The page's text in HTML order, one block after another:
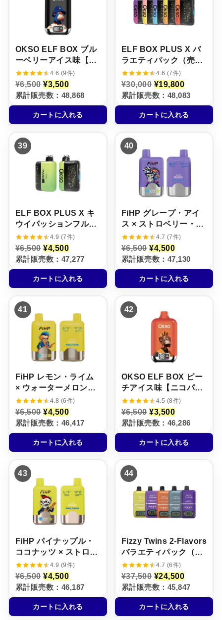
た
。
。
で
し
た
0
で
す
OKSO ELF BOX ブル
ーベリーアイス味【ニ
コパフ】5%4.6 (9件)
¥6,500 元
の
価
格
は
¥
0
0
で
し
。
¥3,500現
在
の
価
格
は
5
0
0
で
す
。
累計販売数：48,868
カートに入れる
ELF BOX PLUS X バ
ラエティパック（売れ
筋TOP5 / 5本セット）
4.6 (7件)
¥30,000 元
の
価
格
は
¥
0
0
0
で
し
た
¥19,800現
在
の
価
格
は
,
8
0
で
す
累計販売数：48,083
カートに入れる
39
ELF BOX PLUS X キ
ウイパッションフルー
ツ味【ニコパフ】5%
4.9 (7件)
¥6,500 元
の
価
格
は
¥
0
0
で
し
た
。
¥4,500現
在
の
価
格
は
5
0
で
す
。
累計販売数：47,277
カートに入れる
40
FiHP グレープ・アイ
ス × ストロベリー・キ
ウイ【ニコパフ】5%
4.7 (7件)
¥6,500 元
の
価
格
は
¥
0
0
た
。
¥4,500現
在
の
価
格
は
5
0
。
累計販売数：47,130
カートに入れる
41
FiHP レモン・ライム
× ウォーターメロン・
アイス【ニコパフ】
5%
4.8 (6件)
¥6,500 元
の
価
格
は
¥
0
0
で
し
た
。
¥4,500現
在
の
価
格
は
0
0
で
す
。
累計販売数：46,417
カートに入れる
42
OKSO ELF BOX ピー
チアイス味【ニコパ
フ】5%
4.5 (8件)
¥6,500 元
の
価
格
は
¥
0
で
し
た
¥3,500現
在
の
価
格
は
0
0
で
す
累計販売数：46,286
カートに入れる
43
FiHP パイナップル・
ココナッツ × ストロベ
リー・バナナ【ニコパ
フ】5%
4.9 (9件)
¥6,500 元
の
価
格
は
¥
¥4,500現
在
の
価
格
は
累計販売数：46,187
カートに入れる
44
Fizzy Twins 2‑Flavors
バラエティパック（売
れ筋TOP5 / 5本セッ
ト）
4.7 (6件)
¥37,500 元
の
価
格
は
¥
¥24,500現
在
の
価
格
は
累計販売数：45,847
カートに入れる